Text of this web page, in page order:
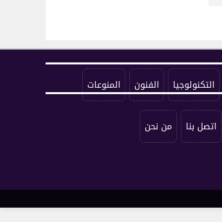
التكنولوجيا الفنون المنوعات
اتصل بنا من نحن